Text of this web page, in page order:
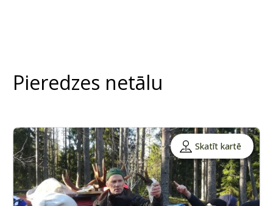
Pieredzes netālu
Skatīt kartē